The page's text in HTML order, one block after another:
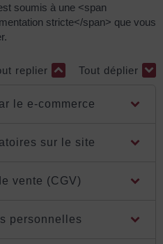
soumis à une <span
stricte</span> que vous
replier Tout déplier
le e-commerce
sur le site
vente (CGV)
personnelles